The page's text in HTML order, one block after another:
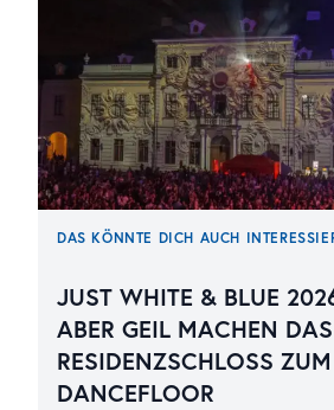
DAS KÖNNTE DICH AUCH
JUST WHITE & BLUE
ABER GEIL MACHEN DAS
RESIDENZSCHLOSS ZUM
DANCEFLOOR